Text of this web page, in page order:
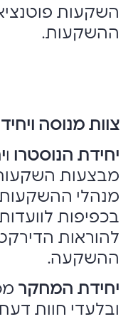
השקעות
ההשקעות.
צוות מנוסה
יחידת הנוסטרו ו
מבצעות
מנהלי ההשקעות
בכפיפות
להוראות
ההשקעה.
יחידת המחקר
ובלעדי חוות